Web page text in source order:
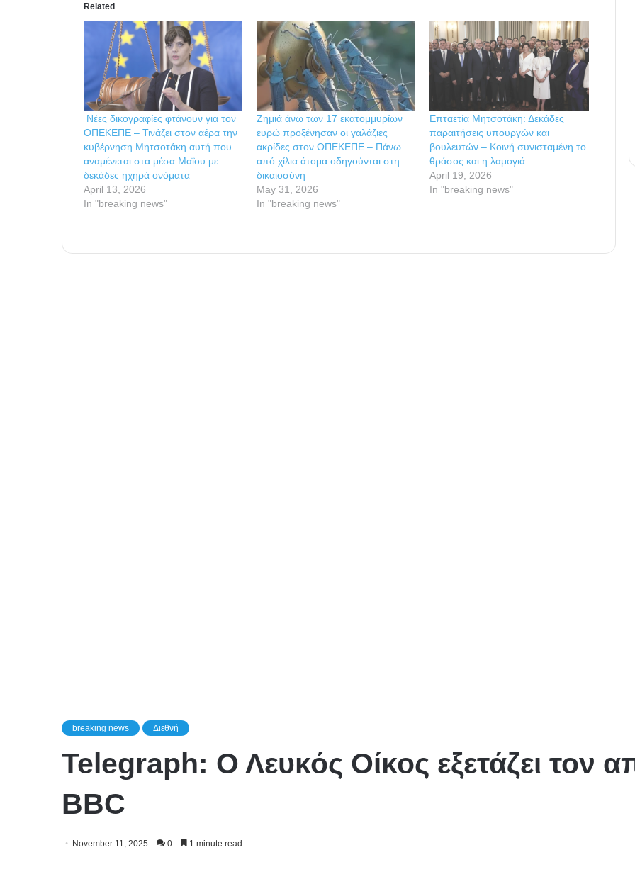
Related
Νέες δικογραφίες φτάνουν για τον
ΟΠΕΚΕΠΕ – Τινάζει στον αέρα την
κυβέρνηση Μητσοτάκη αυτή που
αναμένεται στα μέσα Μαΐου με
δεκάδες ηχηρά ονόματα
April 13, 2026
In "breaking news"
Ζημιά άνω των 17 εκατομμυρίων
ευρώ προξένησαν οι γαλάζιες
ακρίδες στον ΟΠΕΚΕΠΕ – Πάνω
από χίλια άτομα οδηγούνται στη
δικαιοσύνη
May 31, 2026
In "breaking news"
Επταετία Μητσοτάκη: Δεκάδες
παραιτήσεις υπουργών και
βουλευτών – Κοινή συνισταμένη το
θράσος και η λαμογιά
April 19, 2026
In "breaking news"